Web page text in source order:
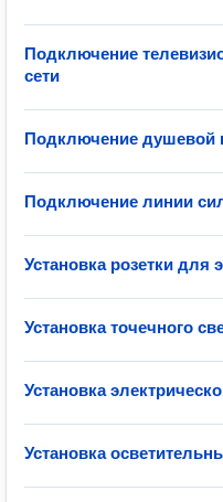
Подключение
сети
Подключение душевой
Подключение линии
Установка розетки для
Установка точечного
Установка
Установка